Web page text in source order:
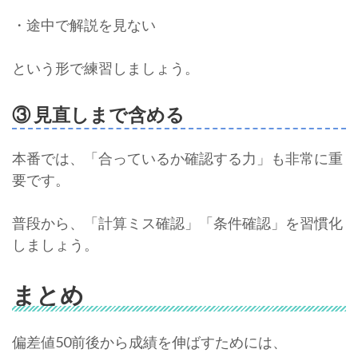
・途中で解説を見ない
という形で練習しましょう。
③ 見直しまで含める
本番では、「合っているか確認する力」も非常に重
要です。
普段から、「計算ミス確認」「条件確認」を習慣化
しましょう。
まとめ
偏差値50前後から成績を伸ばすためには、